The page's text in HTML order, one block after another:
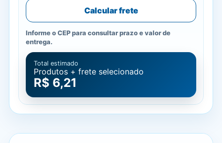
Calcular frete
Informe o CEP para consultar prazo e valor de
entrega.
Total estimado
Produtos + frete selecionado
R$ 6,21